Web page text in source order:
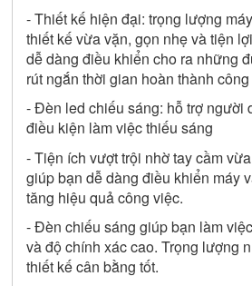
- Thiết kế hiện đại: trọng lượng
thiết kế vừa vặn, gọn nhẹ và tiện
dễ dàng điều khiển cho ra những
rút ngắn thời gian hoàn thành
- Đèn led chiếu sáng: hỗ trợ người
điều kiện làm việc thiếu sáng
- Tiện ích vượt trội nhờ tay cầm
giúp bạn dễ dàng điều khiển máy
tăng hiệu quả công việc.
- Đèn chiếu sáng giúp bạn làm
và độ chính xác cao. Trọng lượng
thiết kế cân bằng tốt.